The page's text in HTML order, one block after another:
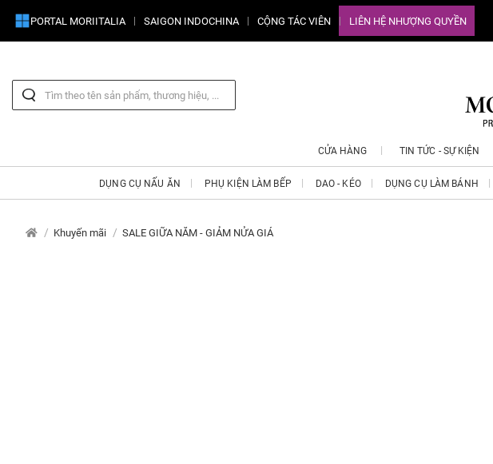
PORTAL MORIITALIA SAIGON INDOCHINA CỘNG TÁC VIÊN LIÊN HỆ NHƯỢNG QUYỀN
CỬA HÀNG TIN TỨC - SỰ KIỆN
DỤNG CỤ NẤU ĂN PHỤ KIỆN LÀM BẾP DAO - KÉO DỤNG CỤ LÀM BÁNH
Khuyến mãi SALE GIỮA NĂM - GIẢM NỬA GIÁ